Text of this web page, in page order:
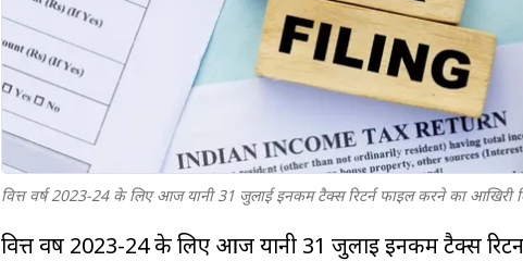
वित्त वर्ष 2023-24 के लिए आज यानी 31 जुलाई इनकम टैक्स रिटर्न फाइल करने का आखिरी
वित्त वर्ष 2023-24 के लिए आज यानी 31 जुलाई इनकम टैक्स